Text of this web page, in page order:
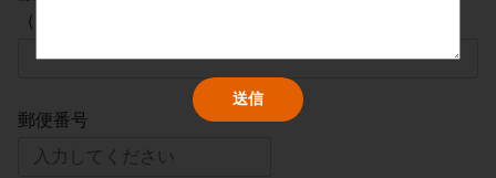
（現在の所属先）
郵便番号